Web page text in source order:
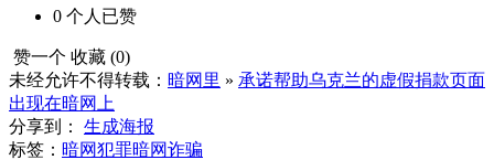
0 个人 已赞
赞一个 收藏 (0)
未经允许不得转载： 暗网里 » 承诺帮助乌克兰的虚假捐款页面
出现在暗网上
分享到：
生成海报
标签： 暗网犯罪暗网诈骗